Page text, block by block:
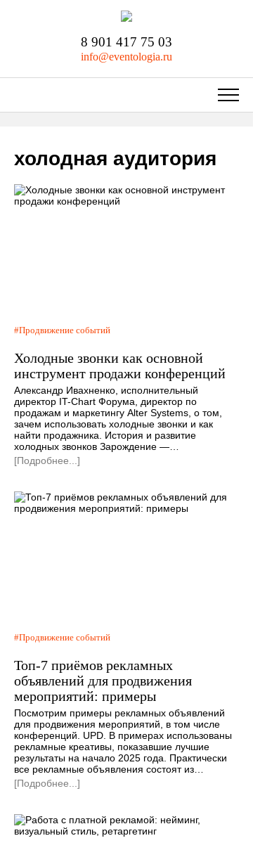
8 901 417 75 03
info@eventologia.ru
холодная аудитория
Продвижение событий
Холодные звонки как основной
инструмент продажи конференций
Александр Ивахненко, исполнительный
директор IT-Chart Форума, директор по
продажам и маркетингу Alter Systems, о том,
зачем использовать холодные звонки и как
найти продажника. История и развитие
холодных звонков Зарождение —…
[Подробнее...]
Продвижение событий
Топ-7 приёмов рекламных
объявлений для продвижения
мероприятий: примеры
Посмотрим примеры рекламных объявлений
для продвижения мероприятий, в том числе
конференций. UPD. В примерах использованы
рекламные креативы, показавшие лучшие
результаты на начало 2025 года. Практически
все рекламные объявления состоят из…
[Подробнее...]